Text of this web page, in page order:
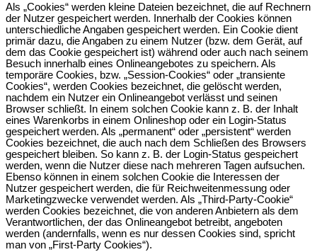
Als „Cookies“ werden kleine Dateien bezeichnet, die auf Rechnern
der Nutzer gespeichert werden. Innerhalb der Cookies können
unterschiedliche Angaben gespeichert werden. Ein Cookie dient
primär dazu, die Angaben zu einem Nutzer (bzw. dem Gerät, auf
dem das Cookie gespeichert ist) während oder auch nach seinem
Besuch innerhalb eines Onlineangebotes zu speichern. Als
temporäre Cookies, bzw. „Session-Cookies“ oder „transiente
Cookies“, werden Cookies bezeichnet, die gelöscht werden,
nachdem ein Nutzer ein Onlineangebot verlässt und seinen
Browser schließt. In einem solchen Cookie kann z. B. der Inhalt
eines Warenkorbs in einem Onlineshop oder ein Login-Status
gespeichert werden. Als „permanent“ oder „persistent“ werden
Cookies bezeichnet, die auch nach dem Schließen des Browsers
gespeichert bleiben. So kann z. B. der Login-Status gespeichert
werden, wenn die Nutzer diese nach mehreren Tagen aufsuchen.
Ebenso können in einem solchen Cookie die Interessen der
Nutzer gespeichert werden, die für Reichweitenmessung oder
Marketingzwecke verwendet werden. Als „Third-Party-Cookie“
werden Cookies bezeichnet, die von anderen Anbietern als dem
Verantwortlichen, der das Onlineangebot betreibt, angeboten
werden (andernfalls, wenn es nur dessen Cookies sind, spricht
man von „First-Party Cookies“).